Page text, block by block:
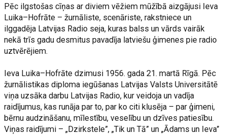
Pēc ilgstošas cīņas ar diviem vēžiem mūžībā aizgājusi Ieva
Luika–Hofrāte – žurnāliste, scenāriste, rakstniece un
ilggadēja Latvijas Radio seja, kuras balss un vārds vairāk
nekā trīs gadu desmitus pavadīja latviešu ģimenes pie radio
uztvērējiem.
Ieva Luika–Hofrāte dzimusi 1956. gada 21. martā Rīgā. Pēc
žurnālistikas diploma iegūšanas Latvijas Valsts Universitātē
viņa uzsāka darbu Latvijas Radio, kur veidoja un vadīja
raidījumus, kas runāja par to, par ko citi klusēja – par ģimeni,
bērnu audzināšanu, mīlestību, veselību un dzīves patiesību.
Viņas raidījumi – „Dzirkstele”, „Tik un Tā” un „Ādams un Ieva”